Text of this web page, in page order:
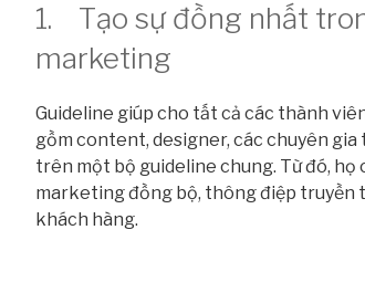
1. Tạo sự đồng nhất
marketing
Guideline giúp cho tất cả các thành
gồm content, designer, các chuyên gia
trên một bộ guideline chung. Từ đó, họ
marketing đồng bộ, thông điệp truyền
khách hàng.